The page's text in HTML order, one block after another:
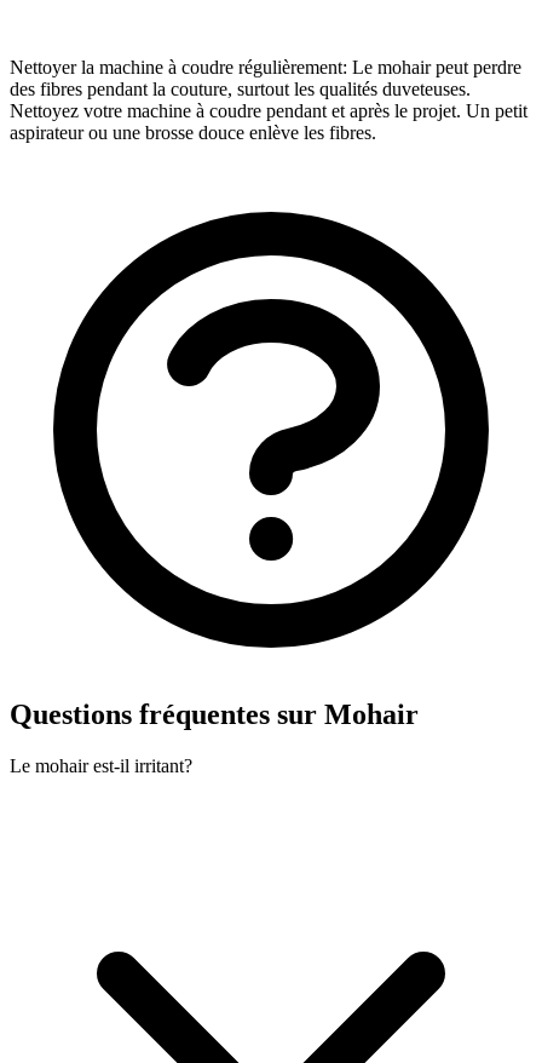
Nettoyer la machine à coudre régulièrement: Le mohair peut perdre
des fibres pendant la couture, surtout les qualités duveteuses.
Nettoyez votre machine à coudre pendant et après le projet. Un petit
aspirateur ou une brosse douce enlève les fibres.
Questions fréquentes sur Mohair
Le mohair est-il irritant?